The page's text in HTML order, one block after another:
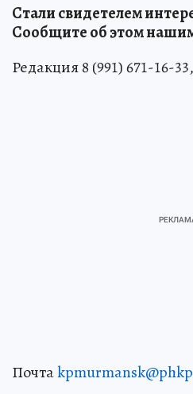
Стали свидетелем
Сообщите об этом
Редакция 8 (991) 671-16-
Почта